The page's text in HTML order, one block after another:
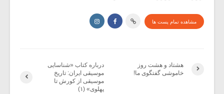
مشاهده تمام پست ها
درباره کتاب «شناسایی
موسیقی ایران: تاریخ
موسیقی از کورش تا
پهلوی» (۱)
هشتاد و هشت روز
خاموشی گفتگوی ما!